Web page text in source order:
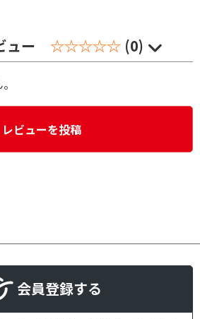
ュー ☆☆☆☆☆ (0)
レビューを投稿
会員登録する